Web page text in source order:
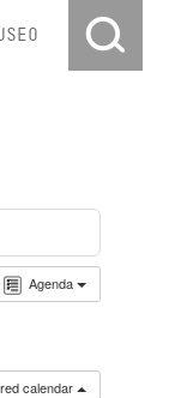
Agenda
calendar